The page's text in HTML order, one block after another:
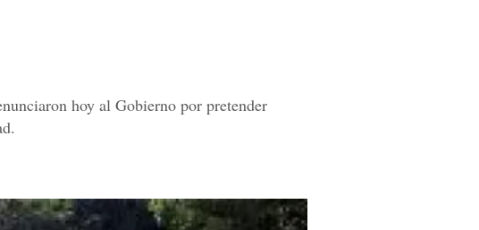
hoy al Gobierno por pretender